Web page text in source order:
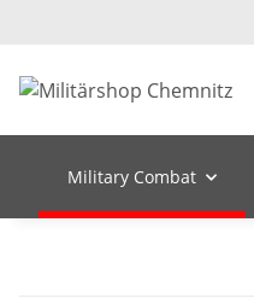
Military Combat